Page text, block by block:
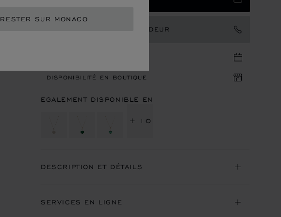
RESTER SUR MONACO
CONTACTER UN AMBASSADEUR
DISPONIBILITÉ EN BOUTIQUE
EGALEMENT DISPONIBLE EN
+ 10
DESCRIPTION ET DÉTAILS
SERVICES EN LIGNE